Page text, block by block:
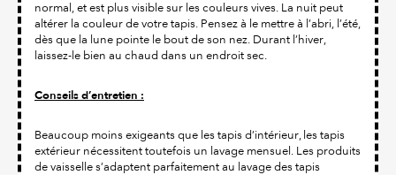
normal, et est plus visible sur les couleurs vives. La nuit peut
altérer la couleur de votre tapis. Pensez à le mettre à l’abri, l’été,
dès que la lune pointe le bout de son nez. Durant l’hiver,
laissez-le bien au chaud dans un endroit sec.
Conseils d’entretien :
Beaucoup moins exigeants que les tapis d’intérieur, les tapis
extérieur nécessitent toutefois un lavage mensuel. Les produits
de vaisselle s’adaptent parfaitement au lavage des tapis